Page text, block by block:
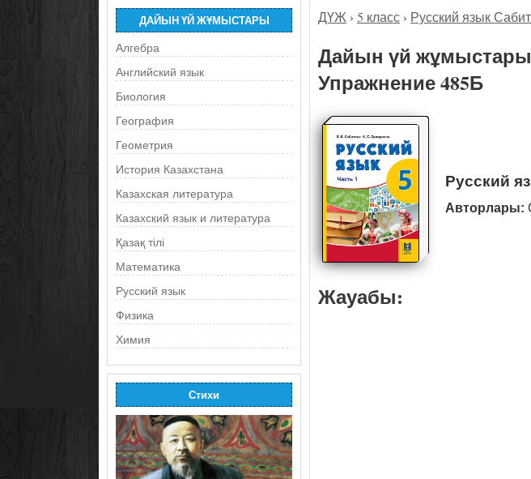
ДАЙЫН ҮЙ ЖҰМЫСТАРЫ
Алгебра
Английский язык
Биология
География
Геометрия
История Казахстана
Казахская литература
Казахский язык и литература
Қазақ тілі
Математика
Русский язык
Физика
Химия
Стихи
ДҮЖ › 5 класс › Русский язык
Дайын үй жұмыстары
Упражнение 485Б
Русский
Авторлары:
Жауабы: